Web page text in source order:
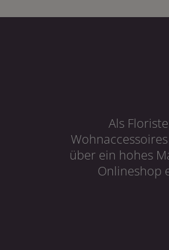
Als
über ein hohes
Onlineshop